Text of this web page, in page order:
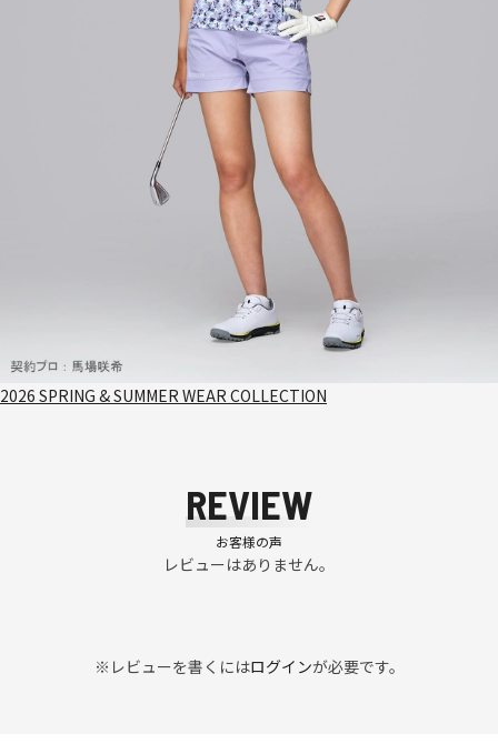
2026 SPRING & SUMMER WEAR COLLECTION
REVIEW
お客様の声
レビューはありません。
※レビューを書くにはログインが必要です。